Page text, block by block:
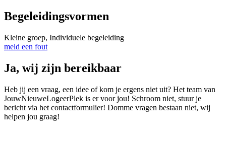
Begeleidingsvormen
Kleine groep, Individuele begeleiding
meld een fout
Ja, wij zijn bereikbaar
Heb jij een vraag, een idee of kom je ergens niet uit? Het team van
JouwNieuweLogeerPlek is er voor jou! Schroom niet, stuur je
bericht via het contactformulier! Domme vragen bestaan niet, wij
helpen jou graag!